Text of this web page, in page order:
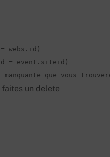
webs.id)
= event.siteid)
manquante que vous
un delete